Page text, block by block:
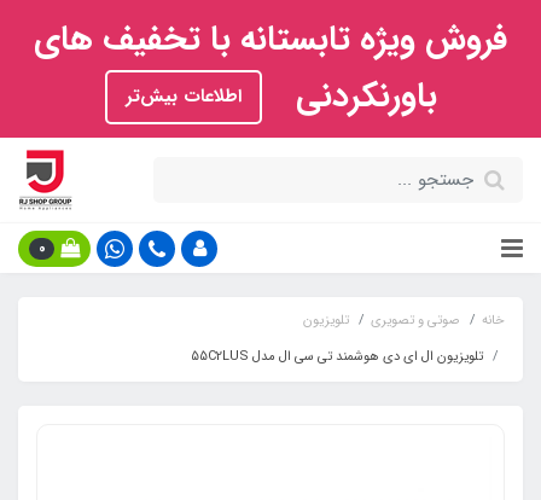
فروش ویژه تابستانه با تخفیف های
باورنکردنی
اطلاعات بیش‌تر
0
خانه صوتی و تصویری
تلویزیون
تلویزیون ال ای دی هوشمند تی سی ال مدل 55C2LUS